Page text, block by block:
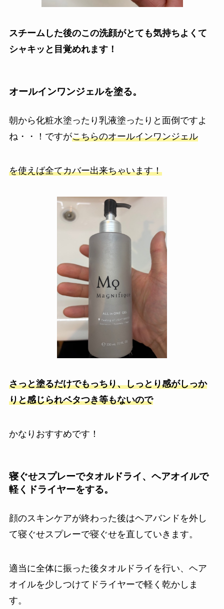
スチームした後のこの洗顔がとても気持ちよくて
シャキッと目覚めれます！
オールインワンジェルを塗る。
朝から化粧水塗ったり乳液塗ったりと面倒ですよ
ね・・！ ですがこちらのオールインワンジェル
を使えば全てカバー出来ちゃいます！
さっと塗るだけでもっちり、しっとり感がしっか
りと感じられベタつき等もないので
かなりおすすめです！
寝ぐせスプレーでタオルドライ、ヘアオイルで
軽くドライヤーをする。
顔のスキンケアが終わった後はヘアバンドを外し
て寝ぐせスプレーで寝ぐせを直していきます。
適当に全体に振った後タオルドライを行い、ヘア
オイルを少しつけてドライヤーで軽く乾かしま
す。